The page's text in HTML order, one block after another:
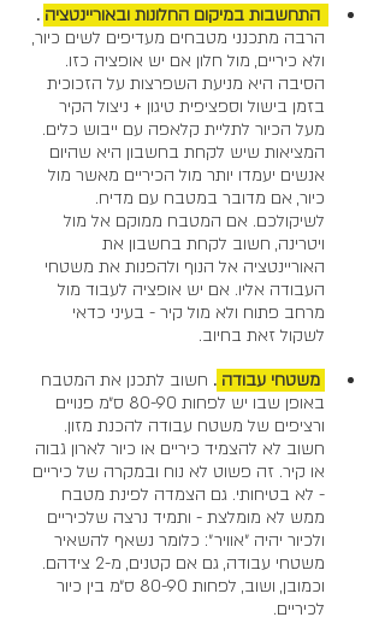
.
הרבה מתכנני מטבחים מעדיפים לשים כיור,
ולא כיריים, מול חלון אם יש אופציה כזו.
הסיבה היא מניעת השפרצות על הזכוכית
בזמן בישול וספציפית טיגון + ניצול הקיר
מעל הכיור לתליית קלאפה עם ייבוש כלים.
המציאות שיש לקחת בחשבון היא שהיום
אנשים יעמדו יותר מול הכיריים מאשר מול
כיור, אם מדובר במטבח עם מדיח.
לשיקולכם. אם המטבח ממוקם אל מול
ויטרינה, חשוב לקחת בחשבון את
האוריינטציה אל הנוף ולהפנות את משטחי
העבודה אליו. אם יש אופציה לעבוד מול
מרחב פתוח ולא מול קיר - בעיני כדאי
לשקול זאת בחיוב.
. חשוב לתכנן את המטבח
באופן שבו יש לפחות 80-90 ס״מ פנויים
ורציפים של משטח עבודה להכנת מזון.
חשוב לא להצמיד כיריים או כיור לארון גבוה
או קיר. זה פשוט לא נוח ובמקרה של כיריים
- לא בטיחותי. גם הצמדה לפינת מטבח
ממש לא מומלצת - ותמיד נרצה שלכיריים
ולכיור יהיה ״אוויר״: כלומר נשאף להשאיר
משטחי עבודה, גם אם קטנים, מ-2 צידהם.
וכמובן, ושוב, לפחות 80-90 ס״מ בין כיור
לכיריים.